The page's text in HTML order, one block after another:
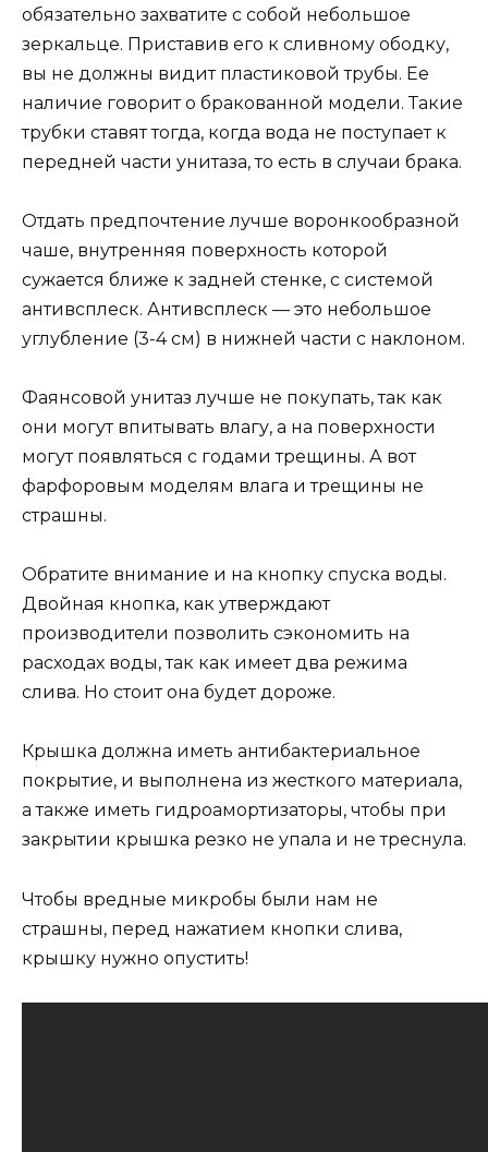
обязательно захватите с собой небольшое
зеркальце. Приставив его к сливному ободку,
вы не должны видит пластиковой трубы. Ее
наличие говорит о бракованной модели. Такие
трубки ставят тогда, когда вода не поступает к
передней части унитаза, то есть в случаи брака.
Отдать предпочтение лучше воронкообразной
чаше, внутренняя поверхность которой
сужается ближе к задней стенке, с системой
антивсплеск. Антивсплеск — это небольшое
углубление (3-4 см) в нижней части с наклоном.
Фаянсовой унитаз лучше не покупать, так как
они могут впитывать влагу, а на поверхности
могут появляться с годами трещины. А вот
фарфоровым моделям влага и трещины не
страшны.
Обратите внимание и на кнопку спуска воды.
Двойная кнопка, как утверждают
производители позволить сэкономить на
расходах воды, так как имеет два режима
слива. Но стоит она будет дороже.
Крышка должна иметь антибактериальное
покрытие, и выполнена из жесткого материала,
а также иметь гидроамортизаторы, чтобы при
закрытии крышка резко не упала и не треснула.
Чтобы вредные микробы были нам не
страшны, перед нажатием кнопки слива,
крышку нужно опустить!